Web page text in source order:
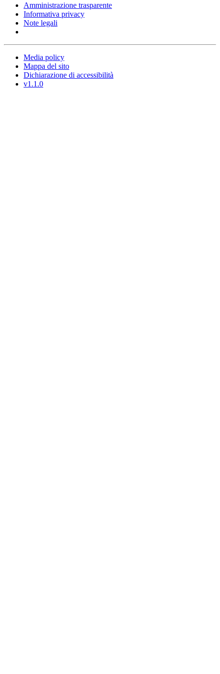
Amministrazione trasparente
Informativa privacy
Note legali
Media policy
Mappa del sito
Dichiarazione di accessibilità
v1.1.0